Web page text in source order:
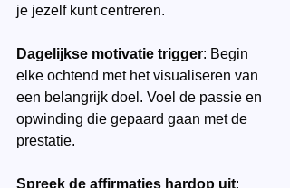
je jezelf kunt centreren.
Dagelijkse motivatie trigger: Begin
elke ochtend met het visualiseren van
een belangrijk doel. Voel de passie en
opwinding die gepaard gaan met de
prestatie.
Spreek de affirmaties hardop uit: